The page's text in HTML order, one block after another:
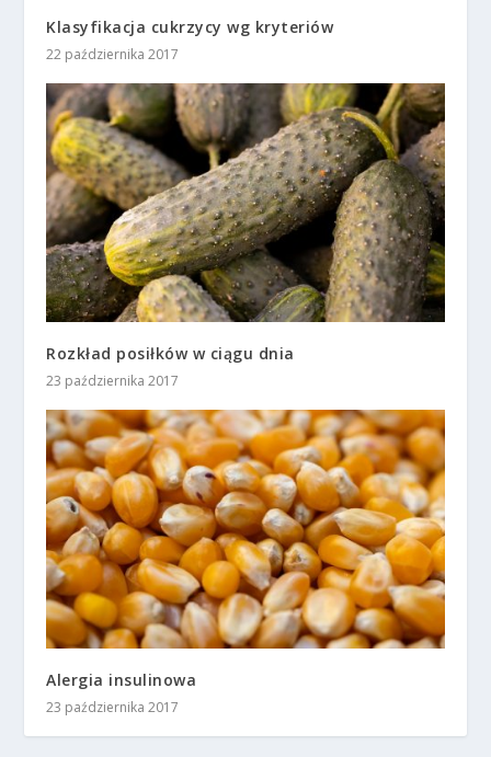
Klasyfikacja cukrzycy wg kryteriów
22 października 2017
Rozkład posiłków w ciągu dnia
23 października 2017
Alergia insulinowa
23 października 2017